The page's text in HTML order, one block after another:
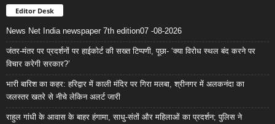
Editor Desk
News Net India newspaper 7th edition07 -08-2026
जंतर-मंतर पर प्रदर्शनों पर हाईकोर्ट की सख्त टिप्पणी, पूछा- ‘क्या विरोध स्थल बंद करने पर
विचार करेगी सरकार?’
भारी बारिश का कहर: हरिद्वार में काली मंदिर पर गिरा मलबा, श्रीनगर में अलकनंदा का
जलस्तर खतरे से नीचे लेकिन अलर्ट जारी
राहुल गांधी के आवास के बाहर हंगामा, साधु-संतों और महिलाओं का प्रदर्शन; पुलिस ने